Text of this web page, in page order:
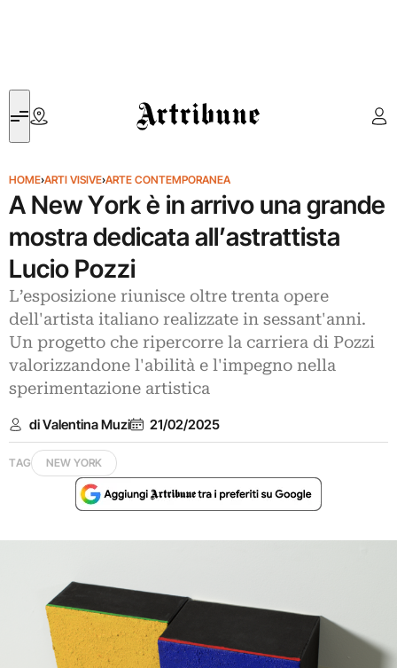
Artribune
HOME›ARTI VISIVE›ARTE CONTEMPORANEA
A New York è in arrivo una grande
mostra dedicata all’astrattista
Lucio Pozzi
L’esposizione riunisce oltre trenta opere
dell'artista italiano realizzate in sessant'anni.
Un progetto che ripercorre la carriera di Pozzi
valorizzandone l'abilità e l'impegno nella
sperimentazione artistica
di Valentina Muzi 21/02/2025
TAG NEW YORK